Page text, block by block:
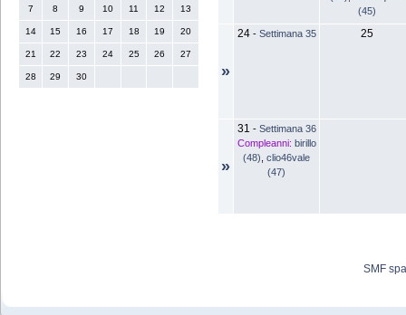
7 8 9 10 11 12 13
14 15 16 17 18 19 20
21 22 23 24 25 26 27
28 29 30
(45)
»
24- Settimana 35 25
»
31 - Settimana 36
Compleanni: birillo
(48) clio46vale
(47)
SMF